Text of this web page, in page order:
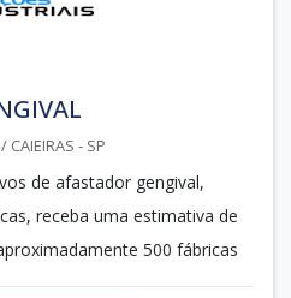
CAIEIRAS - SP
de afastador gengival,
receba uma estimativa de
500 fábricas